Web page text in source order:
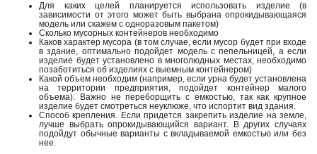
Для каких целей планируется использовать изделие (в
зависимости от этого может быть выбрана опрокидывающаяся
модель или скажем с одноразовым пакетом)
Сколько мусорных контейнеров необходимо
Каков характер мусора (в том случае, если мусор будет при входе
в здание, оптимально подойдет модель с пепельницей, а если
изделие будет установлено в многолюдных местах, необходимо
позаботиться об изделиях с выемным контейнером)
Какой объем необходим (например, если урна будет установлена
на территории предприятия, подойдет контейнер малого
объема). Важно не переборщить с емкостью, так как крупное
изделие будет смотреться неуклюже, что испортит вид здания.
Способ крепления. Если придется закрепить изделие на земле,
лучше выбрать опрокидывающийся вариант. В других случаях
подойдут обычные варианты с вкладываемой емкостью или без
нее.